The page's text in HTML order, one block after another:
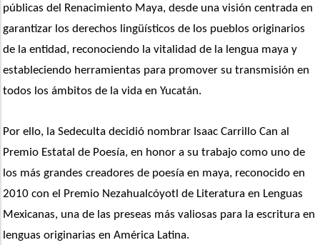
públicas del Renacimiento Maya, desde una visión centrada en
garantizar los derechos lingüísticos de los pueblos originarios
de la entidad, reconociendo la vitalidad de la lengua maya y
estableciendo herramientas para promover su transmisión en
todos los ámbitos de la vida en Yucatán.
Por ello, la Sedeculta decidió nombrar Isaac Carrillo Can al
Premio Estatal de Poesía, en honor a su trabajo como uno de
los más grandes creadores de poesía en maya, reconocido en
2010 con el Premio Nezahualcóyotl de Literatura en Lenguas
Mexicanas, una de las preseas más valiosas para la escritura en
lenguas originarias en América Latina.